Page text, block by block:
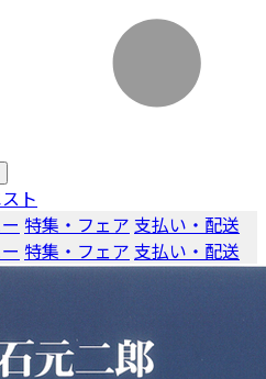
ト
特集・フェア 支払い・配送
特集・フェア 支払い・配送